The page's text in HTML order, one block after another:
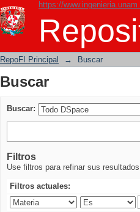
https://
Buscar
RepoFI Principal → Buscar
Buscar
Buscar:
Filtros
Use filtros para refinar sus
Filtros actuales: